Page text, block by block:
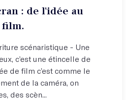
: de l'idée au
film.
scénaristique - Une
c’est une étincelle de
de film c’est comme le
de la caméra, on
des scèn...